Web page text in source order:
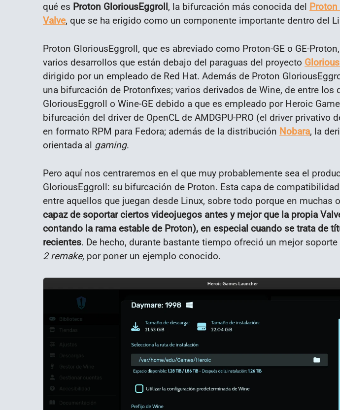
qué es Proton GloriousEggroll, la bifurcación más conocida del
Valve, que se ha erigido como un componente importante dentro del
Proton GloriousEggroll, que es abreviado como Proton-GE o GE-
varios desarrollos que están debajo del paraguas del proyecto
dirigido por un empleado de Red Hat. Además de Proton
una bifurcación de Protonfixes; varios derivados de Wine, de entre los
GloriousEggroll o Wine-GE debido a que es empleado por Heroic
bifurcación del driver de OpenCL de AMDGPU-PRO (el driver privativo
en formato RPM para Fedora; además de la distribución Nobara, la
orientada al gaming.
Pero aquí nos centraremos en el que muy probablemente sea el
GloriousEggroll: su bifurcación de Proton. Esta capa de
entre aquellos que juegan desde Linux, sobre todo porque en muchas
capaz de soportar ciertos videojuegos antes y mejor que la propia
contando la rama estable de Proton), en especial cuando se trata de
recientes. De hecho, durante bastante tiempo ofreció un mejor soporte
2 remake, por poner un ejemplo conocido.